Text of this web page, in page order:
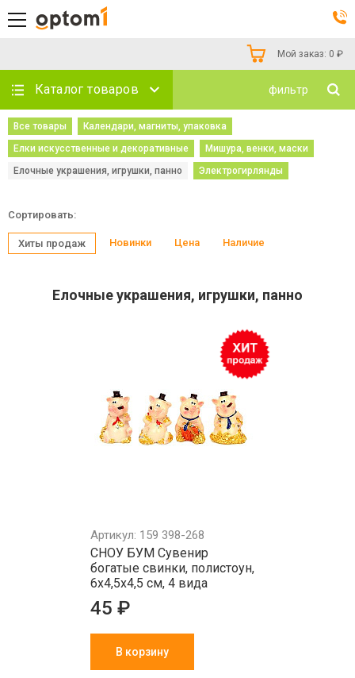
Мой заказ: 0 ₽
Каталог товаров фильтр
Все товары
Календари, магниты, упаковка
Елки искусственные и декоративные
Мишура, венки, маски
Елочные украшения, игрушки, панно
Электрогирлянды
Сортировать:
Хиты продаж Новинки Цена Наличие
Елочные украшения, игрушки, панно
Артикул: 159 398-268
СНОУ БУМ Сувенир
богатые свинки, полистоун,
6х4,5х4,5 см, 4 вида
45 ₽
В корзину